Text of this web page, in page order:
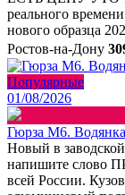
реального
нового образца
Ростов-на-Дону
Популярные
01/08/2026
Гюрза М6.
Новый в
напишите слово
всей России.